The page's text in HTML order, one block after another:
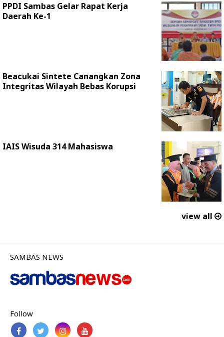
PPDI Sambas Gelar Rapat Kerja
Daerah Ke-1
Beacukai Sintete Canangkan Zona
Integritas Wilayah Bebas Korupsi
IAIS Wisuda 314 Mahasiswa
view all
SAMBAS NEWS
Follow